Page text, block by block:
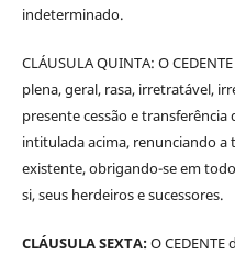
indeterminado.
CLÁUSULA QUINTA: O
plena, geral, rasa, irretratável,
presente cessão e
intitulada acima, renunciando
existente, obrigando-se em
si, seus herdeiros e sucessores.
CLÁUSULA SEXTA:O CEDENTE